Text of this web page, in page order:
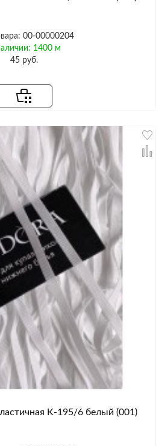
00-00000204
1400 м
45 руб.
K-195/6 белый (001)